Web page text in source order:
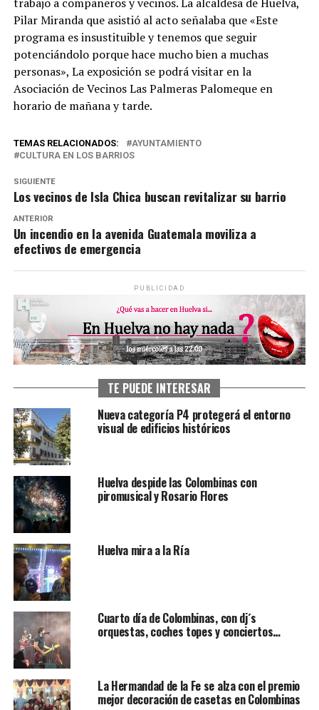
Pilar Miranda que asistió al acto señalaba que «Este
programa es insustituible y tenemos que seguir
potenciándolo porque hace mucho bien a muchas
personas», La exposición se podrá visitar en la
Asociación de Vecinos Las Palmeras Palomeque en
horario de mañana y tarde.
TEMAS RELACIONADOS:
AYUNTAMIENTO
CULTURA EN LOS BARRIOS
SIGUIENTE
Los vecinos de Isla Chica buscan revitalizar su barrio
ANTERIOR
Un incendio en la avenida Guatemala moviliza a
efectivos de emergencia
PUBLICIDAD
TE PUEDE INTERESAR
Nueva categoría P4 protegerá el entorno
visual de edificios históricos
Huelva despide las Colombinas con
piromusical y Rosario Flores
Huelva mira a la Ría
Cuarto día de Colombinas, con dj´s
orquestas, coches topes y conciertos…
La Hermandad de la Fe se alza con el premio
mejor decoración de casetas en Colombinas